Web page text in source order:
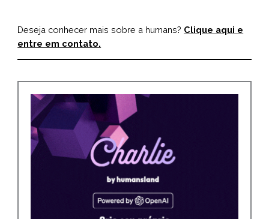
Deseja conhecer mais sobre a humans? Clique aqui e
entre em contato.